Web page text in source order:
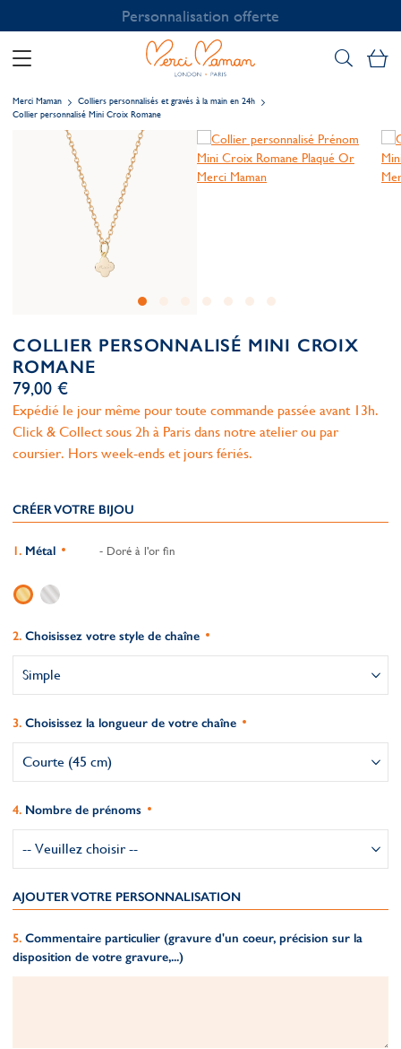
Personnalisation offerte
Merci Maman
Colliers personnalisés et gravés à la main en 24h
Collier personnalisé Mini Croix Romane
COLLIER PERSONNALISÉ MINI CROIX
ROMANE
79,00 €
Expédié le jour même pour toute commande passée avant 13h.
Click & Collect sous 2h à Paris dans notre atelier ou par
coursier. Hors week-ends et jours fériés.
CRÉER VOTRE BIJOU
Métal - Doré à l'or fin
Choisissez votre style de chaîne
Choisissez la longueur de votre chaîne
Nombre de prénoms
AJOUTER VOTRE PERSONNALISATION
Commentaire particulier (gravure d'un coeur, précision sur la
disposition de votre gravure,...)